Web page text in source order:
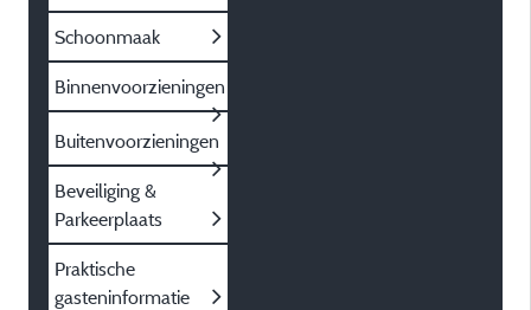
Schoonmaak
Binnenvoorzieningen
Buitenvoorzieningen
Beveiliging &
Parkeerplaats
Praktische
gasteninformatie